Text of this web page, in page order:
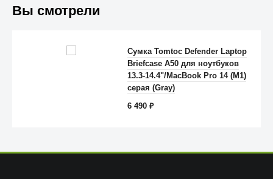
Вы смотрели
Сумка Tomtoc Defender Laptop
Briefcase A50 для ноутбуков
13.3-14.4"/MacBook Pro 14 (M1)
серая (Gray)
6 490₽